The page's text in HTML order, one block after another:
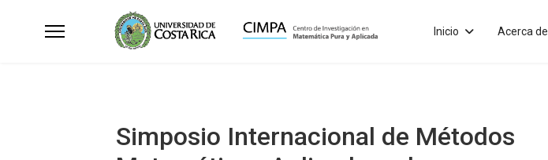
Inicio Acerca de
Simposio Internacional de Métodos